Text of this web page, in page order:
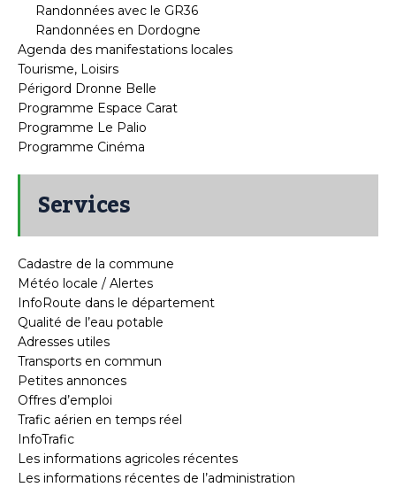
Randonnées avec le GR36
Randonnées en Dordogne
Agenda des manifestations locales
Tourisme, Loisirs
Périgord Dronne Belle
Programme Espace Carat
Programme Le Palio
Programme Cinéma
Services
Cadastre de la commune
Météo locale / Alertes
InfoRoute dans le département
Qualité de l’eau potable
Adresses utiles
Transports en commun
Petites annonces
Offres d’emploi
Trafic aérien en temps réel
InfoTrafic
Les informations agricoles récentes
Les informations récentes de l’administration